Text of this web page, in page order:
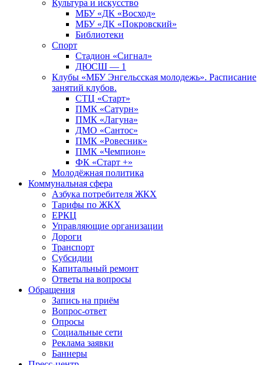
Культура и искусство
МБУ «ДК «Восход»
МБУ «ДК «Покровский»
Библиотеки
Спорт
Стадион «Сигнал»
ДЮСШ — 1
Клубы «МБУ Энгельсская молодежь». Расписание
занятий клубов.
СТЦ «Старт»
ПМК «Сатурн»
ПМК «Лагуна»
ДМО «Сантос»
ПМК «Ровесник»
ПМК «Чемпион»
ФК «Старт +»
Молодёжная политика
Коммунальная сфера
Азбука потребителя ЖКХ
Тарифы по ЖКХ
ЕРКЦ
Управляющие организации
Дороги
Транспорт
Субсидии
Капитальный ремонт
Ответы на вопросы
Обращения
Запись на приём
Вопрос-ответ
Опросы
Социальные сети
Реклама заявки
Баннеры